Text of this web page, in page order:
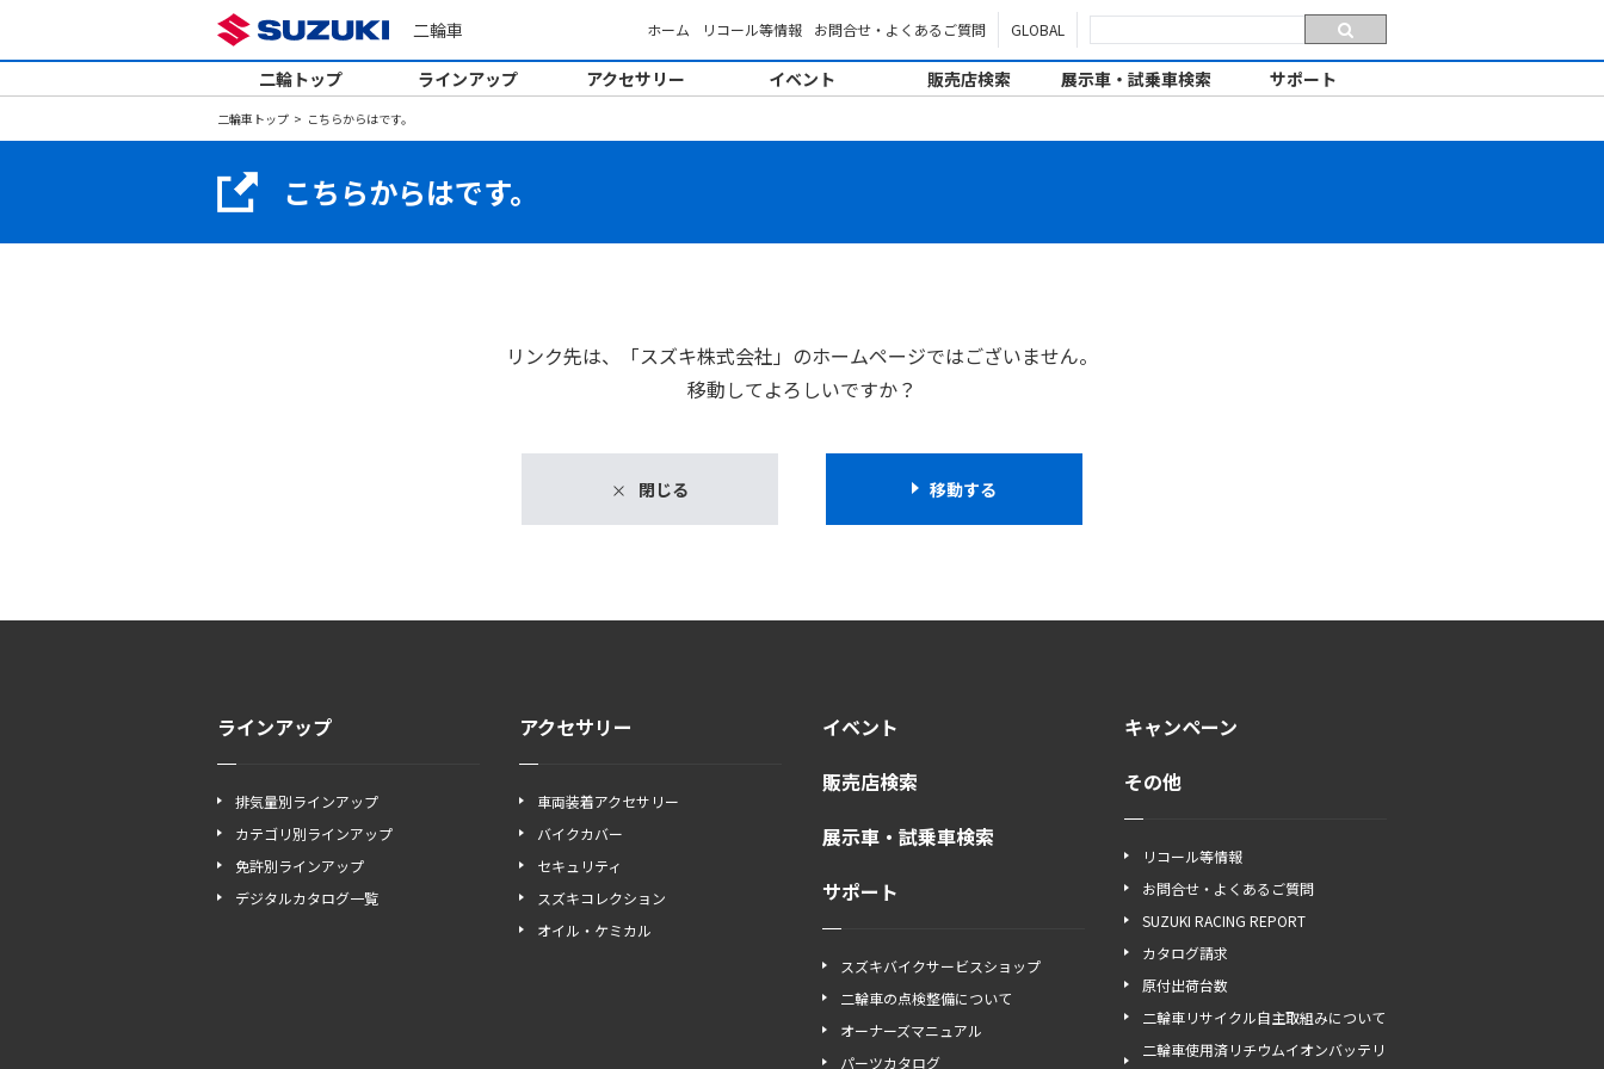
二輪車 ホーム リコール等情報 お問合せ・よくあるご質問 GLOBAL
二輪トップ ラインアップ アクセサリー イベント 販売店検索 展示車・試乗車検索 サポート
二輪車トップ こちらからはです。
こちらからはです。
リンク先は、「スズキ株式会社」のホームページではございません。
移動してよろしいですか？
閉じる 移動する
ラインアップ
排気量別ラインアップ
カテゴリ別ラインアップ
免許別ラインアップ
デジタルカタログ一覧
アクセサリー
車両装着アクセサリー
バイクカバー
セキュリティ
スズキコレクション
オイル・ケミカル
イベント
販売店検索
展示車・試乗車検索
サポート
スズキバイクサービスショップ
二輪車の点検整備について
オーナーズマニュアル
パーツカタログ
キャンペーン
その他
リコール等情報
お問合せ・よくあるご質問
SUZUKI RACING REPORT
カタログ請求
原付出荷台数
二輪車リサイクル自主取組みについて
二輪車使用済リチウムイオンバッテリ